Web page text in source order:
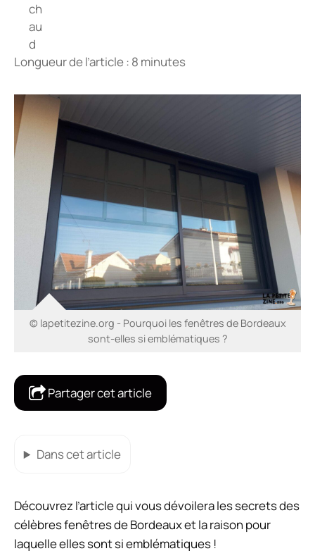
Longueur de l’article : 8 minutes
© lapetitezine.org - Pourquoi les fenêtres de Bordeaux
sont-elles si emblématiques ?
Partager cet article
Dans cet article
Découvrez l’article qui vous dévoilera les secrets des
célèbres fenêtres de Bordeaux et la raison pour
laquelle elles sont si emblématiques !